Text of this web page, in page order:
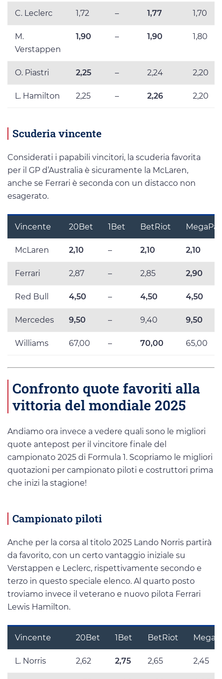
C. Leclerc 1,72 – 1,77 1,70
M.
Verstappen
1,90 – 1,90 1,80
O. Piastri 2,25 – 2,24 2,20
L. Hamilton 2,25 – 2,26 2,20
Scuderia vincente
Considerati i papabili vincitori, la scuderia favorita
per il GP d’Australia è sicuramente la McLaren,
anche se Ferrari è seconda con un distacco non
esagerato.
Vincente 20Bet 1Bet BetRiot
McLaren 2,10 – 2,10 2,10
Ferrari 2,87 – 2,85 2,90
Red Bull 4,50 – 4,50 4,50
Mercedes 9,50 – 9,40 9,50
Williams 67,00 – 70,00 65,00
Confronto quote favoriti alla
vittoria del mondiale 2025
Andiamo ora invece a vedere quali sono le migliori
quote antepost per il vincitore finale del
campionato 2025 di Formula 1. Scopriamo le migliori
quotazioni per campionato piloti e costruttori prima
che inizi la stagione!
Campionato piloti
Anche per la corsa al titolo 2025 Lando Norris partirà
da favorito, con un certo vantaggio iniziale su
Verstappen e Leclerc, rispettivamente secondo e
terzo in questo speciale elenco. Al quarto posto
troviamo invece il veterano e nuovo pilota Ferrari
Lewis Hamilton.
Vincente 20Bet 1Bet BetRiot
L. Norris 2,62 2,75 2,65 2,45